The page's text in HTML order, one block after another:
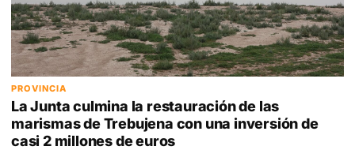
PROVINCIA
La Junta culmina la restauración de las
marismas de Trebujena con una inversión de
casi 2 millones de euros